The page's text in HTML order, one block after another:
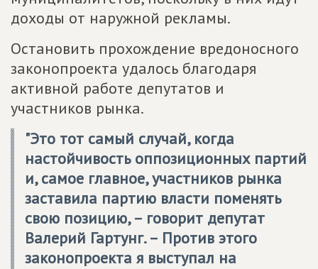
доходы от наружной рекламы.
Остановить прохождение вредоносного
законопроекта удалось благодаря
активной работе депутатов и
участников рынка.
"Это тот самый случай, когда
настойчивость оппозиционных партий
и, самое главное, участников рынка
заставила партию власти поменять
свою позицию, – говорит депутат
Валерий Гартунг. – Против этого
законопроекта я выступал на